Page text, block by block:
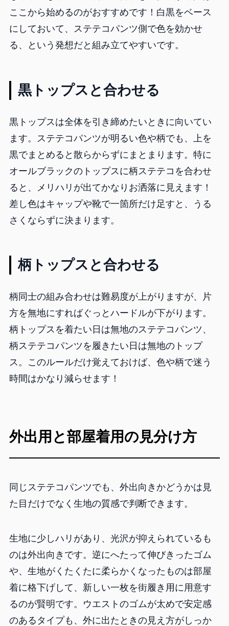
ここから始めるのがおすすめです！白黒をベース
にしておいて、ステテコパンツ側で色を効かせ
る、という発想だと組み立てやすいです。
黒トップスと合わせる
黒トップスは全体を引き締めたいときに向いてい
ます。ステテコパンツが明るい色や柄でも、上を
黒でまとめると散らからずにまとまります。特に
オールブラックのトップスに柄ステテコを合わせ
ると、メリハリが出てかなりお洒落に見えます！
差し色はキャップや靴で一箇所だけ足すと、うる
さくならずに決まります。
柄トップスと合わせる
柄同士の組み合わせは難易度が上がりますが、片
方を無地にすればぐっとハードルが下がります。
柄トップスを着たい日は無地のステテコパンツ、
柄ステテコパンツを履きたい日は無地のトップ
ス。このルールだけ覚えておけば、色や柄で迷う
時間はかなり減らせます！
外出用と部屋着用の見分け方
同じステテコパンツでも、外出向きかどうかは見
た目だけでなく生地の質感で判断できます。
生地に少しハリがあり、光沢が抑えられているも
のは外出向きです。逆にへたって伸びきったゴム
や、生地がくたくたに柔らかくなったものは部屋
着に格下げして、新しい一枚を街履き用に用意す
るのが賢明です。ウエストのゴムが太めで安定感
のあるタイプも、外に出たときの見え方がしっか